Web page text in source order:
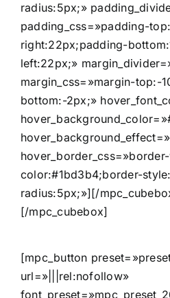
radius:5px;»
padding_css=»padding-
right:22px;padding-
left:22px;»
margin_css=»margin-top:-
bottom:-2px;»
color:#1bd3b4;border-
radius:5px;»][/
[/mpc_cubebox]
[mpc_button
url=»|||rel:nofollow»